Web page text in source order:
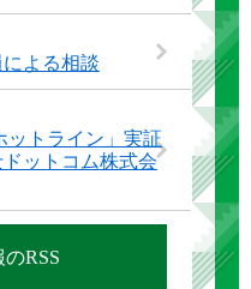
よる相談
ットライン」実証
ットコム株式会
RSS